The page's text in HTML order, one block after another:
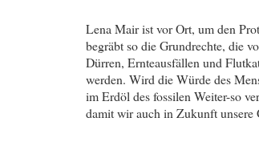
Lena Mair ist vor Ort, um den
begräbt so die Grundrechte, die
Dürren, Ernteausfällen und
werden. Wird die Würde des
im Erdöl des fossilen Weiter-so
damit wir auch in Zukunft unsere